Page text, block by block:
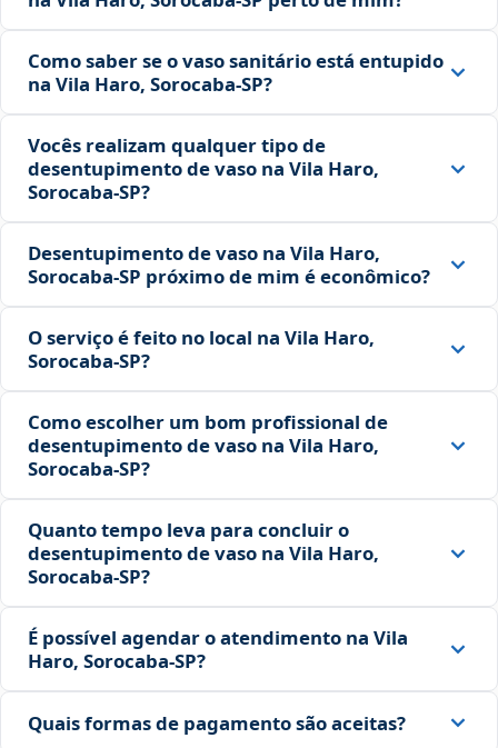
Como saber se o vaso sanitário está entupido
na Vila Haro, Sorocaba‑SP?
Vocês realizam qualquer tipo de
desentupimento de vaso na Vila Haro,
Sorocaba‑SP?
Desentupimento de vaso na Vila Haro,
Sorocaba‑SP próximo de mim é econômico?
O serviço é feito no local na Vila Haro,
Sorocaba‑SP?
Como escolher um bom profissional de
desentupimento de vaso na Vila Haro,
Sorocaba‑SP?
Quanto tempo leva para concluir o
desentupimento de vaso na Vila Haro,
Sorocaba‑SP?
É possível agendar o atendimento na Vila
Haro, Sorocaba‑SP?
Quais formas de pagamento são aceitas?